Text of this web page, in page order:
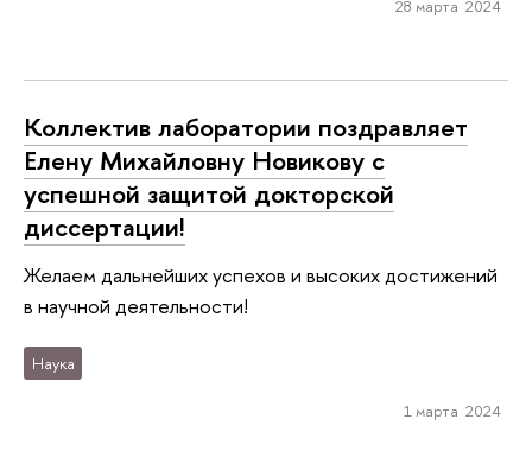
28 марта 2024
Коллектив лаборатории поздравляет
Елену Михайловну Новикову с
успешной защитой докторской
диссертации!
Желаем дальнейших успехов и высоких достижений
в научной деятельности!
Наука
1 марта 2024